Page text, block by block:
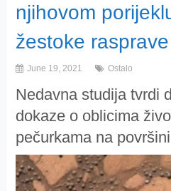
njihovom
žestoke rasprave
June 19, 2021 Ostalo
Nedavna studija tvrdi
dokaze o oblicima
pečurkama na